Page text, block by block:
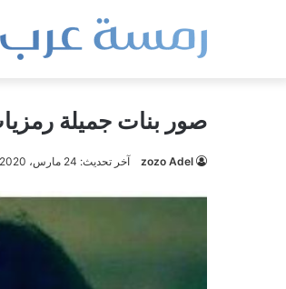
صور بنات جميلة
zozo Adel آخر تحديث: 24 مارس، 2020